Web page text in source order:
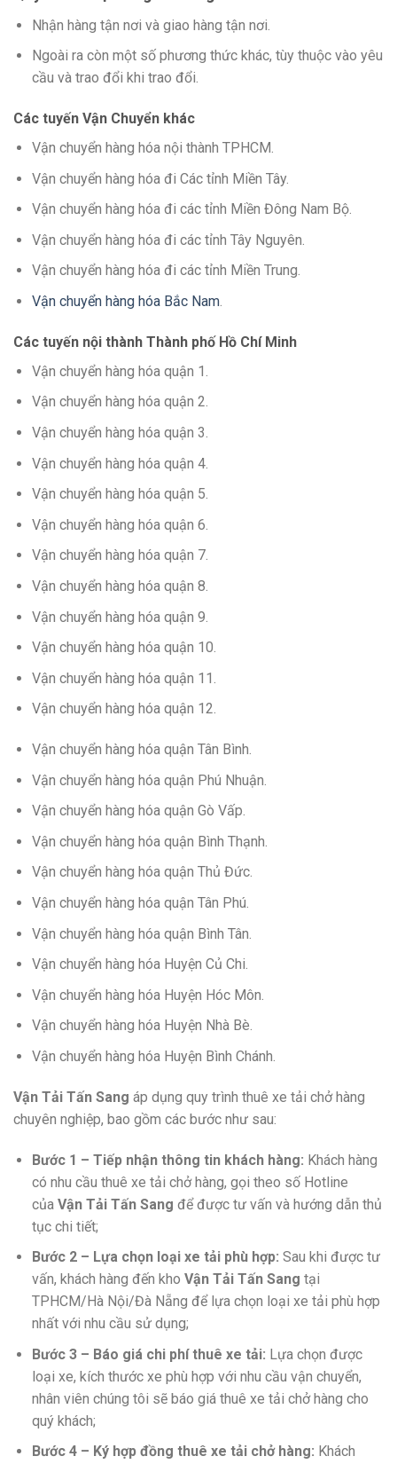
Nhận hàng tận nơi và giao hàng tận nơi.
Ngoài ra còn một số phương thức khác, tùy thuộc vào yêu
cầu và trao đổi khi trao đổi.
Các tuyến Vận Chuyển khác
Vận chuyển hàng hóa nội thành TPHCM.
Vận chuyển hàng hóa đi Các tỉnh Miền Tây.
Vận chuyển hàng hóa đi các tỉnh Miền Đông Nam Bộ.
Vận chuyển hàng hóa đi các tỉnh Tây Nguyên.
Vận chuyển hàng hóa đi các tỉnh Miền Trung.
Vận chuyển hàng hóa Bắc Nam.
Các tuyến nội thành Thành phố Hồ Chí Minh
Vận chuyển hàng hóa quận 1.
Vận chuyển hàng hóa quận 2.
Vận chuyển hàng hóa quận 3.
Vận chuyển hàng hóa quận 4.
Vận chuyển hàng hóa quận 5.
Vận chuyển hàng hóa quận 6.
Vận chuyển hàng hóa quận 7.
Vận chuyển hàng hóa quận 8.
Vận chuyển hàng hóa quận 9.
Vận chuyển hàng hóa quận 10.
Vận chuyển hàng hóa quận 11.
Vận chuyển hàng hóa quận 12.
Vận chuyển hàng hóa quận Tân Bình.
Vận chuyển hàng hóa quận Phú Nhuận.
Vận chuyển hàng hóa quận Gò Vấp.
Vận chuyển hàng hóa quận Bình Thạnh.
Vận chuyển hàng hóa quận Thủ Đức.
Vận chuyển hàng hóa quận Tân Phú.
Vận chuyển hàng hóa quận Bình Tân.
Vận chuyển hàng hóa Huyện Củ Chi.
Vận chuyển hàng hóa Huyện Hóc Môn.
Vận chuyển hàng hóa Huyện Nhà Bè.
Vận chuyển hàng hóa Huyện Bình Chánh.
Vận Tải Tấn Sang áp dụng quy trình thuê xe tải chở hàng
chuyên nghiệp, bao gồm các bước như sau:
Bước 1 – Tiếp nhận thông tin khách hàng: Khách hàng
có nhu cầu thuê xe tải chở hàng, gọi theo số Hotline
của Vận Tải Tấn Sang để được tư vấn và hướng dẫn thủ
tục chi tiết;
Bước 2 – Lựa chọn loại xe tải phù hợp: Sau khi được tư
vấn, khách hàng đến kho Vận Tải Tấn Sang tại
TPHCM/Hà Nội/Đà Nẵng để lựa chọn loại xe tải phù hợp
nhất với nhu cầu sử dụng;
Bước 3 – Báo giá chi phí thuê xe tải: Lựa chọn được
loại xe, kích thước xe phù hợp với nhu cầu vận chuyển,
nhân viên chúng tôi sẽ báo giá thuê xe tải chở hàng cho
quý khách;
Bước 4 – Ký hợp đồng thuê xe tải chở hàng: Khách